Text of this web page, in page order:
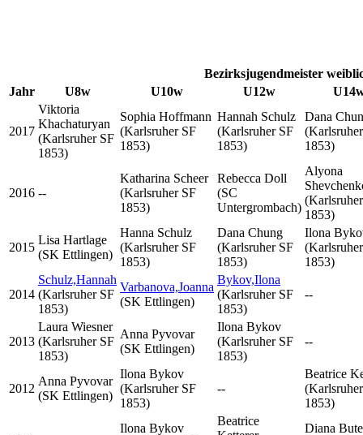
Bezirksjugendmeister
Jahr
U8w U10w U12w
2017
Viktoria
Khachaturyan
(Karlsruher SF
1853)
Sophia Hoffmann
(Karlsruher SF
1853)
Hannah Schulz
(Karlsruher SF
1853)
Dana
1853)
2016 --
Katharina Scheer
(Karlsruher SF
1853)
Rebecca Doll
(SC
Untergrombach)
Alyona
1853)
2015
Lisa Hartlage
(SK Ettlingen)
Hanna Schulz
(Karlsruher SF
1853)
Dana Chung
(Karlsruher SF
1853)
Ilona
1853)
2014
Schulz,Hannah
(Karlsruher SF
1853)
Varbanova,Joanna
(SK Ettlingen)
Bykov,Ilona
(Karlsruher SF
1853)
--
2013
Laura Wiesner
(Karlsruher SF
1853)
Anna Pyvovar
(SK Ettlingen)
Ilona Bykov
(Karlsruher SF
1853)
--
2012
Anna Pyvovar
(SK Ettlingen)
Ilona Bykov
(Karlsruher SF
1853)
--
Beatrice
1853)
Ilona Bykov
Beatrice
Diana